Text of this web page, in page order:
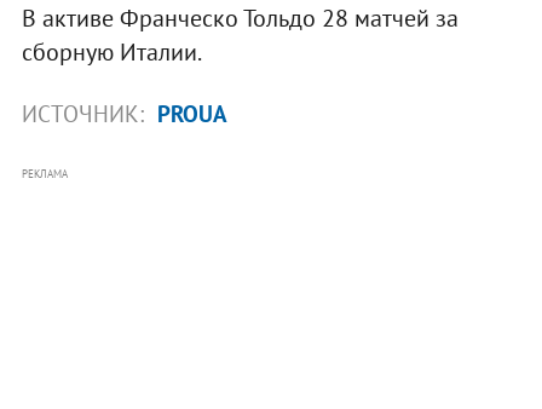
В активе Франческо Тольдо 28 матчей за
сборную Италии.
ИСТОЧНИК: PROUA
РЕКЛАМА